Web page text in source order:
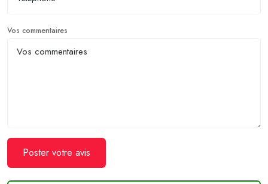
Vos commentaires
Poster votre avis